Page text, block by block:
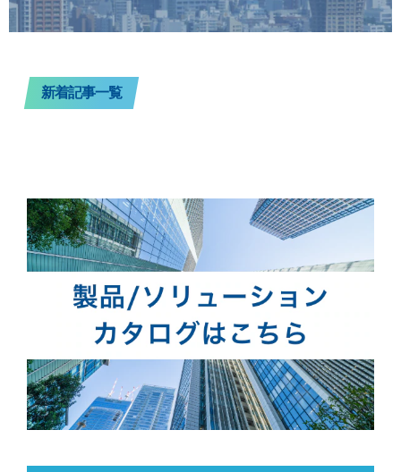
新着記事一覧